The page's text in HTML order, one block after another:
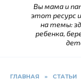
Вы мама и
этот ресурс
на темы:
ребенка,
ГЛАВНАЯ » СТАТЬИ